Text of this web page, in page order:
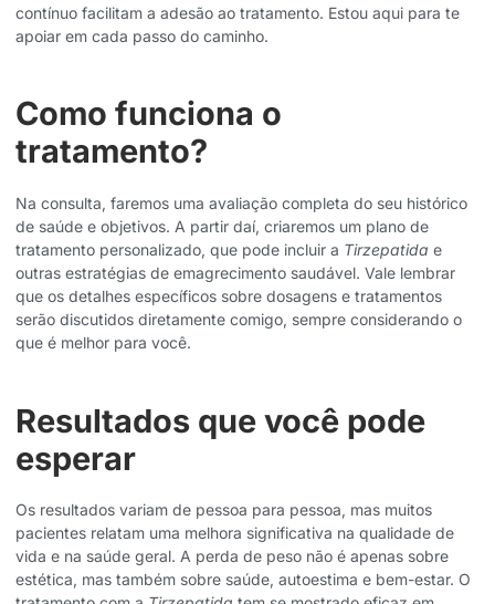
contínuo facilitam a adesão ao tratamento. Estou aqui para te
apoiar em cada passo do caminho.
Como funciona o
tratamento?
Na consulta, faremos uma avaliação completa do seu histórico
de saúde e objetivos. A partir daí, criaremos um plano de
tratamento personalizado, que pode incluir a Tirzepatida e
outras estratégias de emagrecimento saudável. Vale lembrar
que os detalhes específicos sobre dosagens e tratamentos
serão discutidos diretamente comigo, sempre considerando o
que é melhor para você.
Resultados que você pode
esperar
Os resultados variam de pessoa para pessoa, mas muitos
pacientes relatam uma melhora significativa na qualidade de
vida e na saúde geral. A perda de peso não é apenas sobre
estética, mas também sobre saúde, autoestima e bem-estar. O